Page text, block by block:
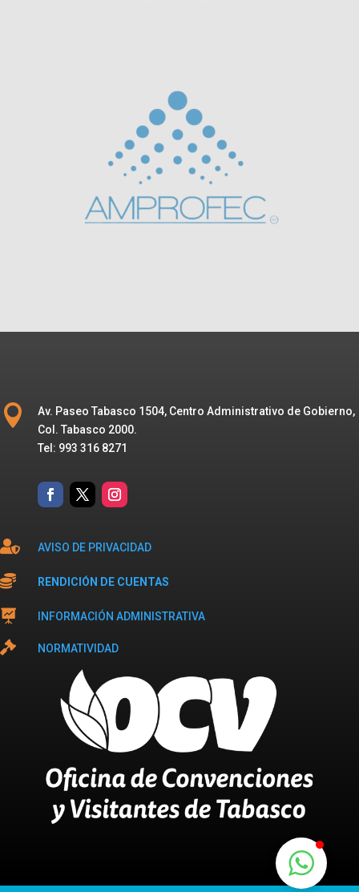

Av. Paseo Tabasco 1504, Centro Administrativo de Gobierno,
Col. Tabasco 2000.
Tel: 993 316 8271
 AVISO DE PRIVACIDAD
 RENDICIÓN DE CUENTAS
 INFORMACIÓN ADMINISTRATIVA
 NORMATIVIDAD